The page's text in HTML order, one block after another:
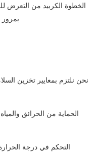
الخطوة الكربيد من التعرض
بمرور الوقت. كما أنه يعزز سلامة التخزين والنقل.
نحن نلتزم بمعايير تخزين
الحماية من الحرائق
التحكم في درجة